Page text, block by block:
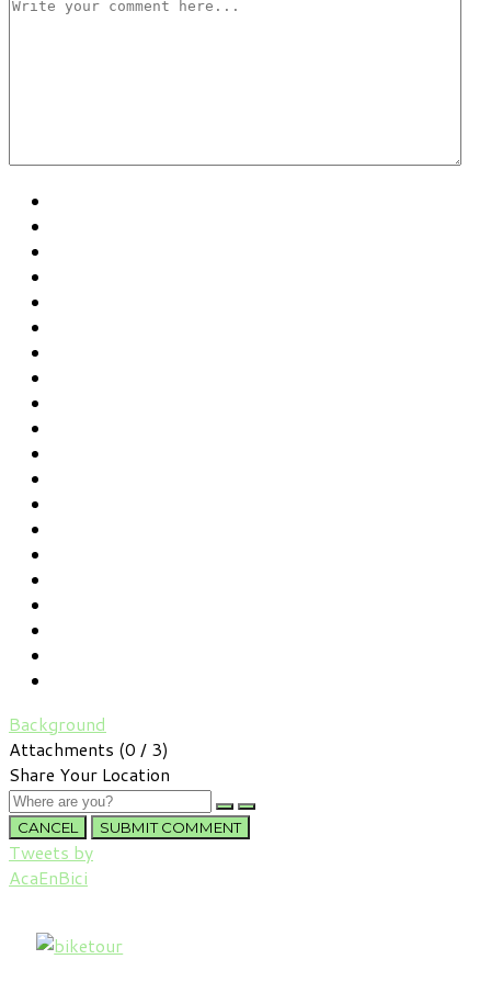
Background
Attachments (0 / 3)
Share Your Location
CANCEL SUBMIT COMMENT
Tweets by
AcaEnBici